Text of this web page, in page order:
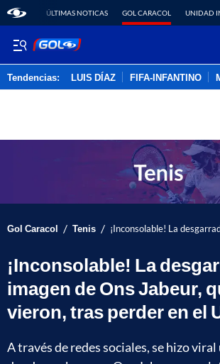
ÚLTIMAS NOTICAS GOL CARACOL UNIDAD
Tendencias: LUIS DÍAZ FIFA-INFANTINO
Gol Caracol / Tenis / ¡Inconsolable! La
¡Inconsolable! La
imagen de Ons Jabeur,
vieron, tras perder en el
A través de redes sociales, se hizo